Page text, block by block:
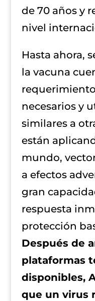
de 70 años y
nivel
Hasta ahora,
la vacuna
necesarios y
similares a
están
mundo,
a efectos
gran
respuesta
protección
Después de
plataformas
disponibles,
que un virus